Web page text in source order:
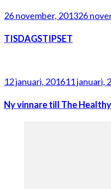
26 november, 201326
TISDAGSTIPSET
12 januari, 201611 januari,
Ny vinnare till The